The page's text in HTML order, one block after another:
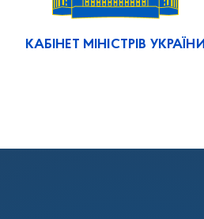
КАБІНЕТ МІНІСТРІВ УКРАЇНИ